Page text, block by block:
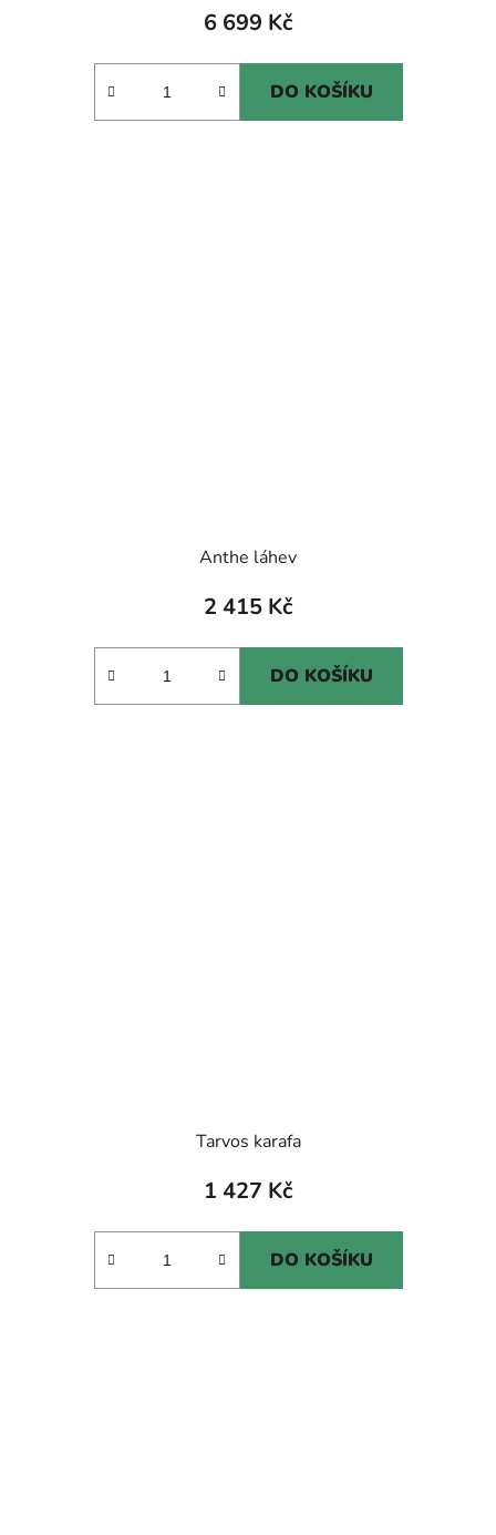
6 699 Kč
DO KOŠÍKU
Anthe láhev
2 415 Kč
DO KOŠÍKU
Tarvos karafa
1 427 Kč
DO KOŠÍKU